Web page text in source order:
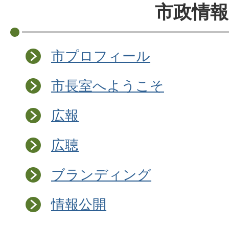
市政情報
市プロフィール
市長室へようこそ
広報
広聴
ブランディング
情報公開